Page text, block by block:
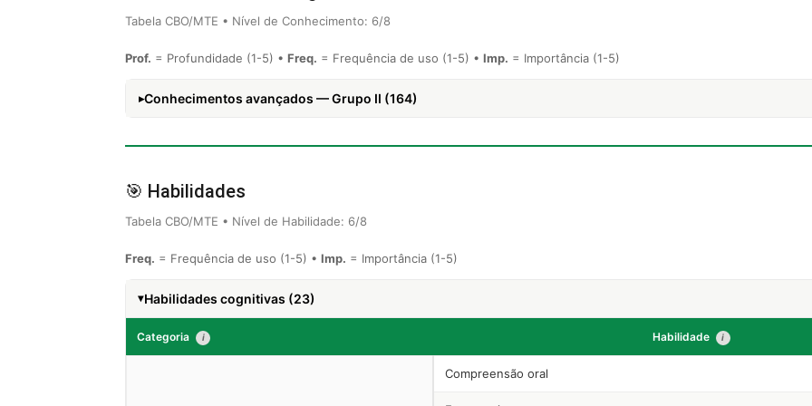
Tabela CBO/MTE • Nível de Conhecimento: 6/8
Prof. = Profundidade (1-5) • Freq. = Frequência de uso (1-5) • Imp. = Importância (1-5)
Conhecimentos avançados — Grupo II (164)
🎯 Habilidades
Tabela CBO/MTE • Nível de Habilidade: 6/8
Freq. = Frequência de uso (1-5) • Imp. = Importância (1-5)
Habilidades cognitivas (23)
Categoria i Habilidade i
Compreensão oral